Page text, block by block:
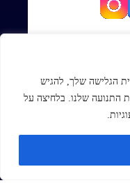
הגלישה שלך, להגיש
התנועה שלנו. בלחיצה על